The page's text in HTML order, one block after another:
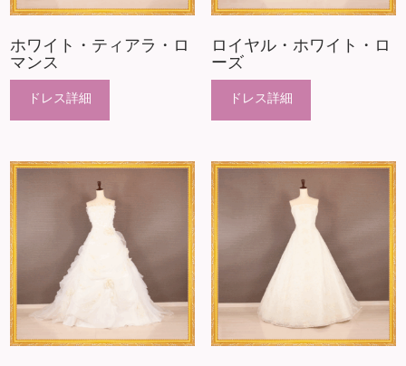
ホワイト・ティアラ・ロ
マンス
ロイヤル・ホワイト・ロ
ーズ